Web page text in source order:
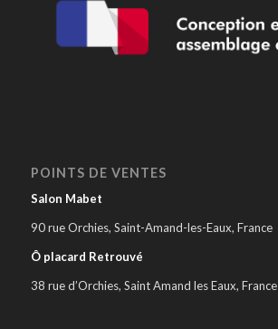
POINTS DE VENTES
Salon Mabet
90 rue Orchies, Saint-Amand-les-Eaux, France
Ô placard Retrouvé
38 rue d’Orchies, Saint Amand les Eaux, France